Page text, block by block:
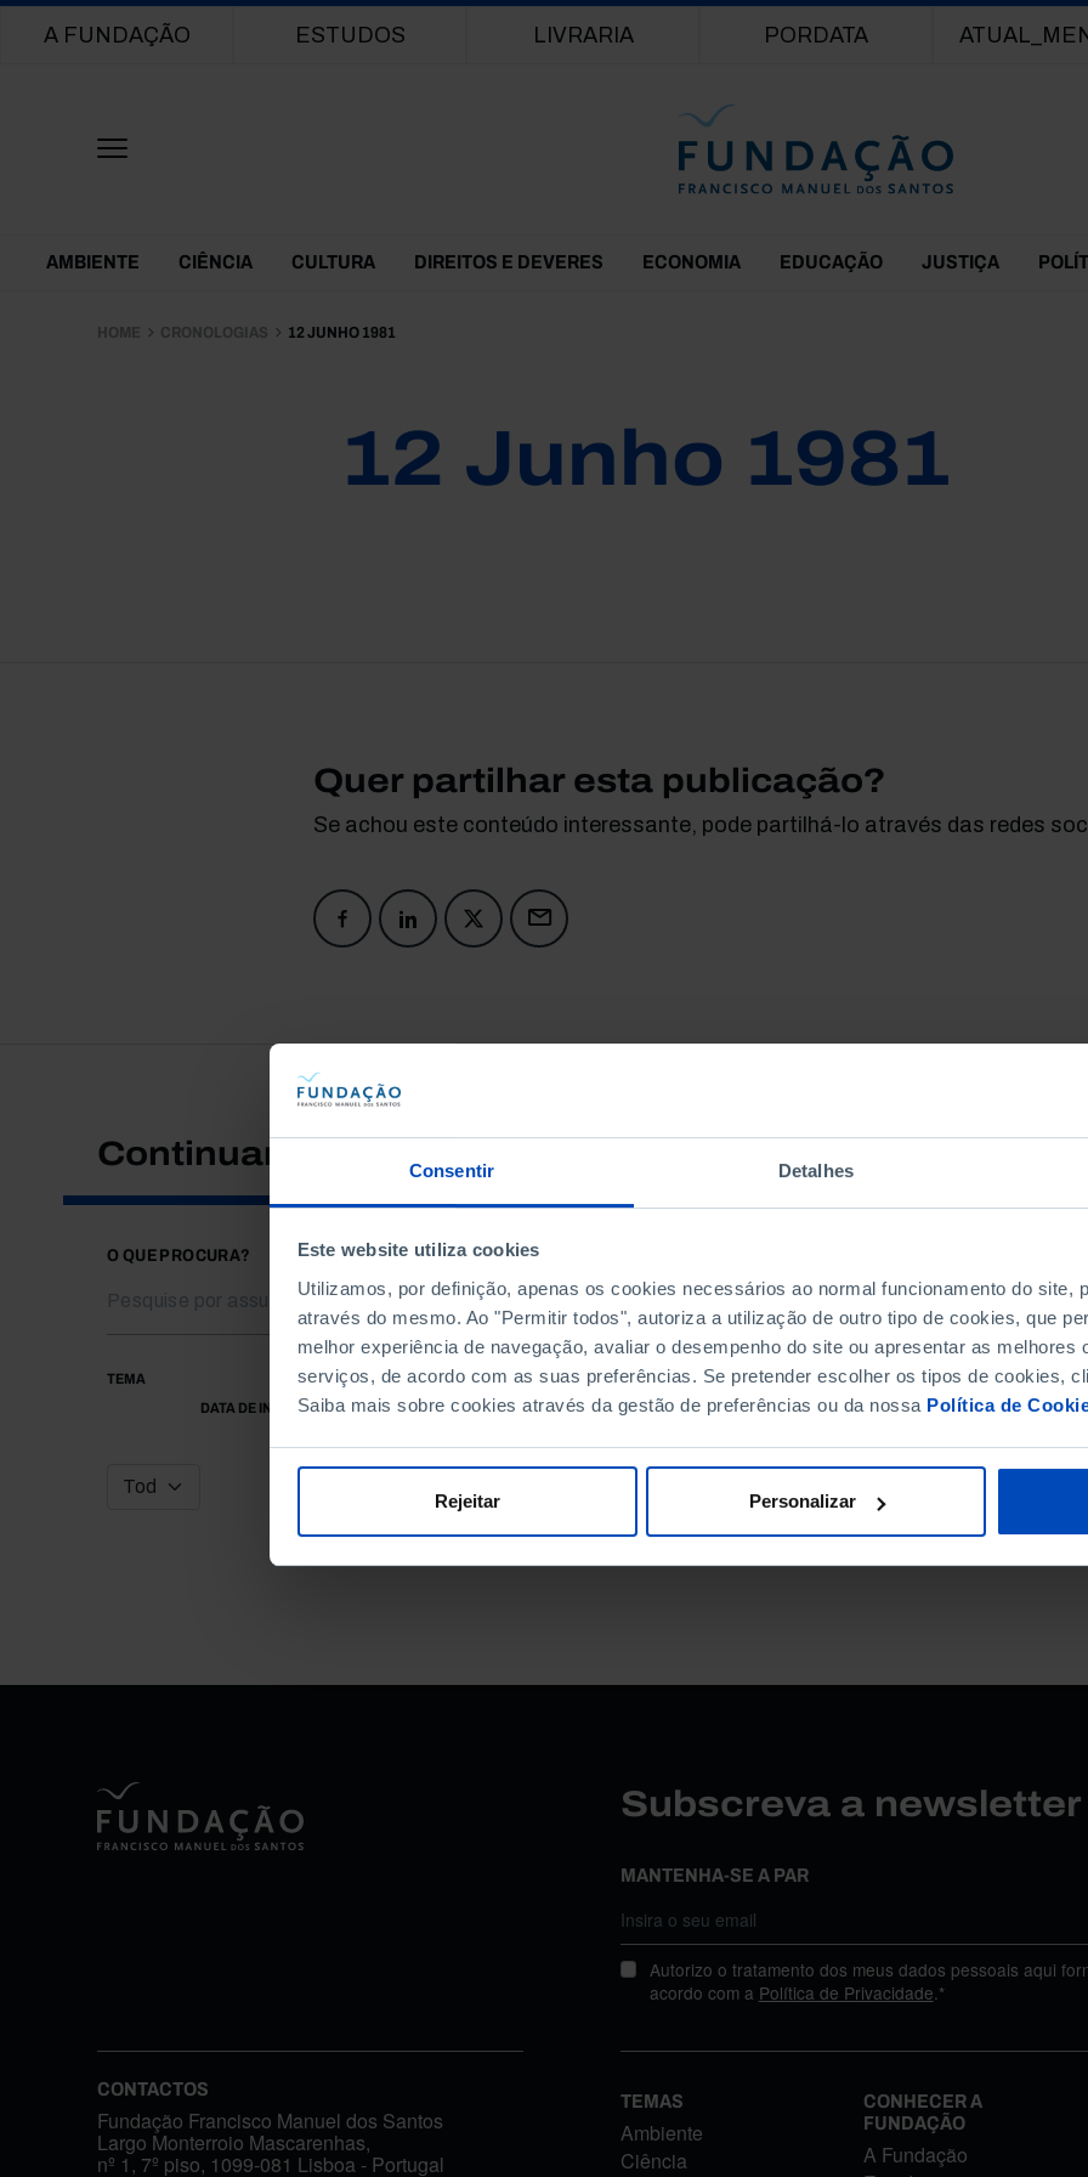
Consentir Detalhes
Este website utiliza cookies
Utilizamos, por definição, apenas os cookies necessários ao normal funcionamento do site,
através do mesmo. Ao "Permitir todos", autoriza a utilização de outro tipo de cookies, que
melhor experiência de navegação, avaliar o desempenho do site ou apresentar as melhores
serviços, de acordo com as suas preferências. Se pretender escolher os tipos de cookies,
Saiba mais sobre cookies através da gestão de preferências ou da nossa Política de
Rejeitar Personalizar
Main navigation
A FUNDAÇÃO ESTUDOS LIVRARIA PORDATA
Themes Menu
AMBIENTE CIÊNCIA CULTURA DIREITOS E DEVERES ECONOMIA EDUCAÇÃO JUSTIÇA
HOME CRONOLOGIAS 12 JUNHO 1981
12 Junho 1981
Quer partilhar esta publicação?
Se achou este conteúdo interessante, pode partilhá-lo através das redes
Continuar a pesquisar
O QUE PROCURA?
TEMA
DATA DE INÍCIO
DATA DE FIM
Subscreva a
MANTENHA-SE A PAR
Autorizo o tratamento dos meus dados pessoais aqui
acordo com a Política de Privacidade.*
CONTACTOS
Fundação Francisco Manuel dos Santos
Largo Monterroio Mascarenhas,
nº 1, 7º piso, 1099-081 Lisboa - Portugal
TEMAS
Ambiente
Ciência
CONHECER A
FUNDAÇÃO
A Fundação